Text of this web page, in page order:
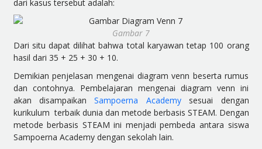
dari kasus tersebut adalah:
Gambar 7
Dari situ dapat dilihat bahwa total karyawan tetap 100 orang
hasil dari 35 + 25 + 30 + 10.
Demikian penjelasan mengenai diagram venn beserta rumus
dan contohnya. Pembelajaran mengenai diagram venn ini
akan disampaikanSampoerna Academysesuai dengan
kurikulum terbaik dunia dan metode berbasis STEAM. Dengan
metode berbasis STEAM ini menjadi pembeda antara siswa
Sampoerna Academy dengan sekolah lain.